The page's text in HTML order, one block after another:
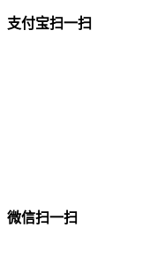
支付宝扫一扫
微信扫一扫